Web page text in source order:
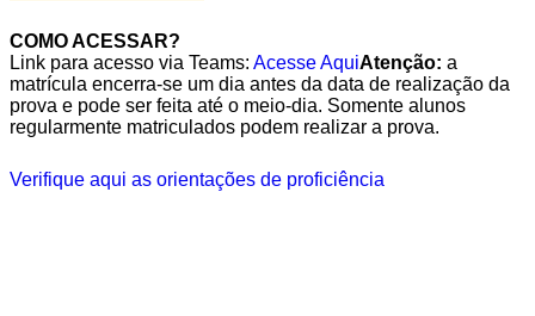
COMO ACESSAR?
Link para acesso via Teams: Acesse AquiAtenção: a
matrícula encerra-se um dia antes da data de realização da
prova e pode ser feita até o meio-dia. Somente alunos
regularmente matriculados podem realizar a prova.
Verifique aqui as orientações de proficiência